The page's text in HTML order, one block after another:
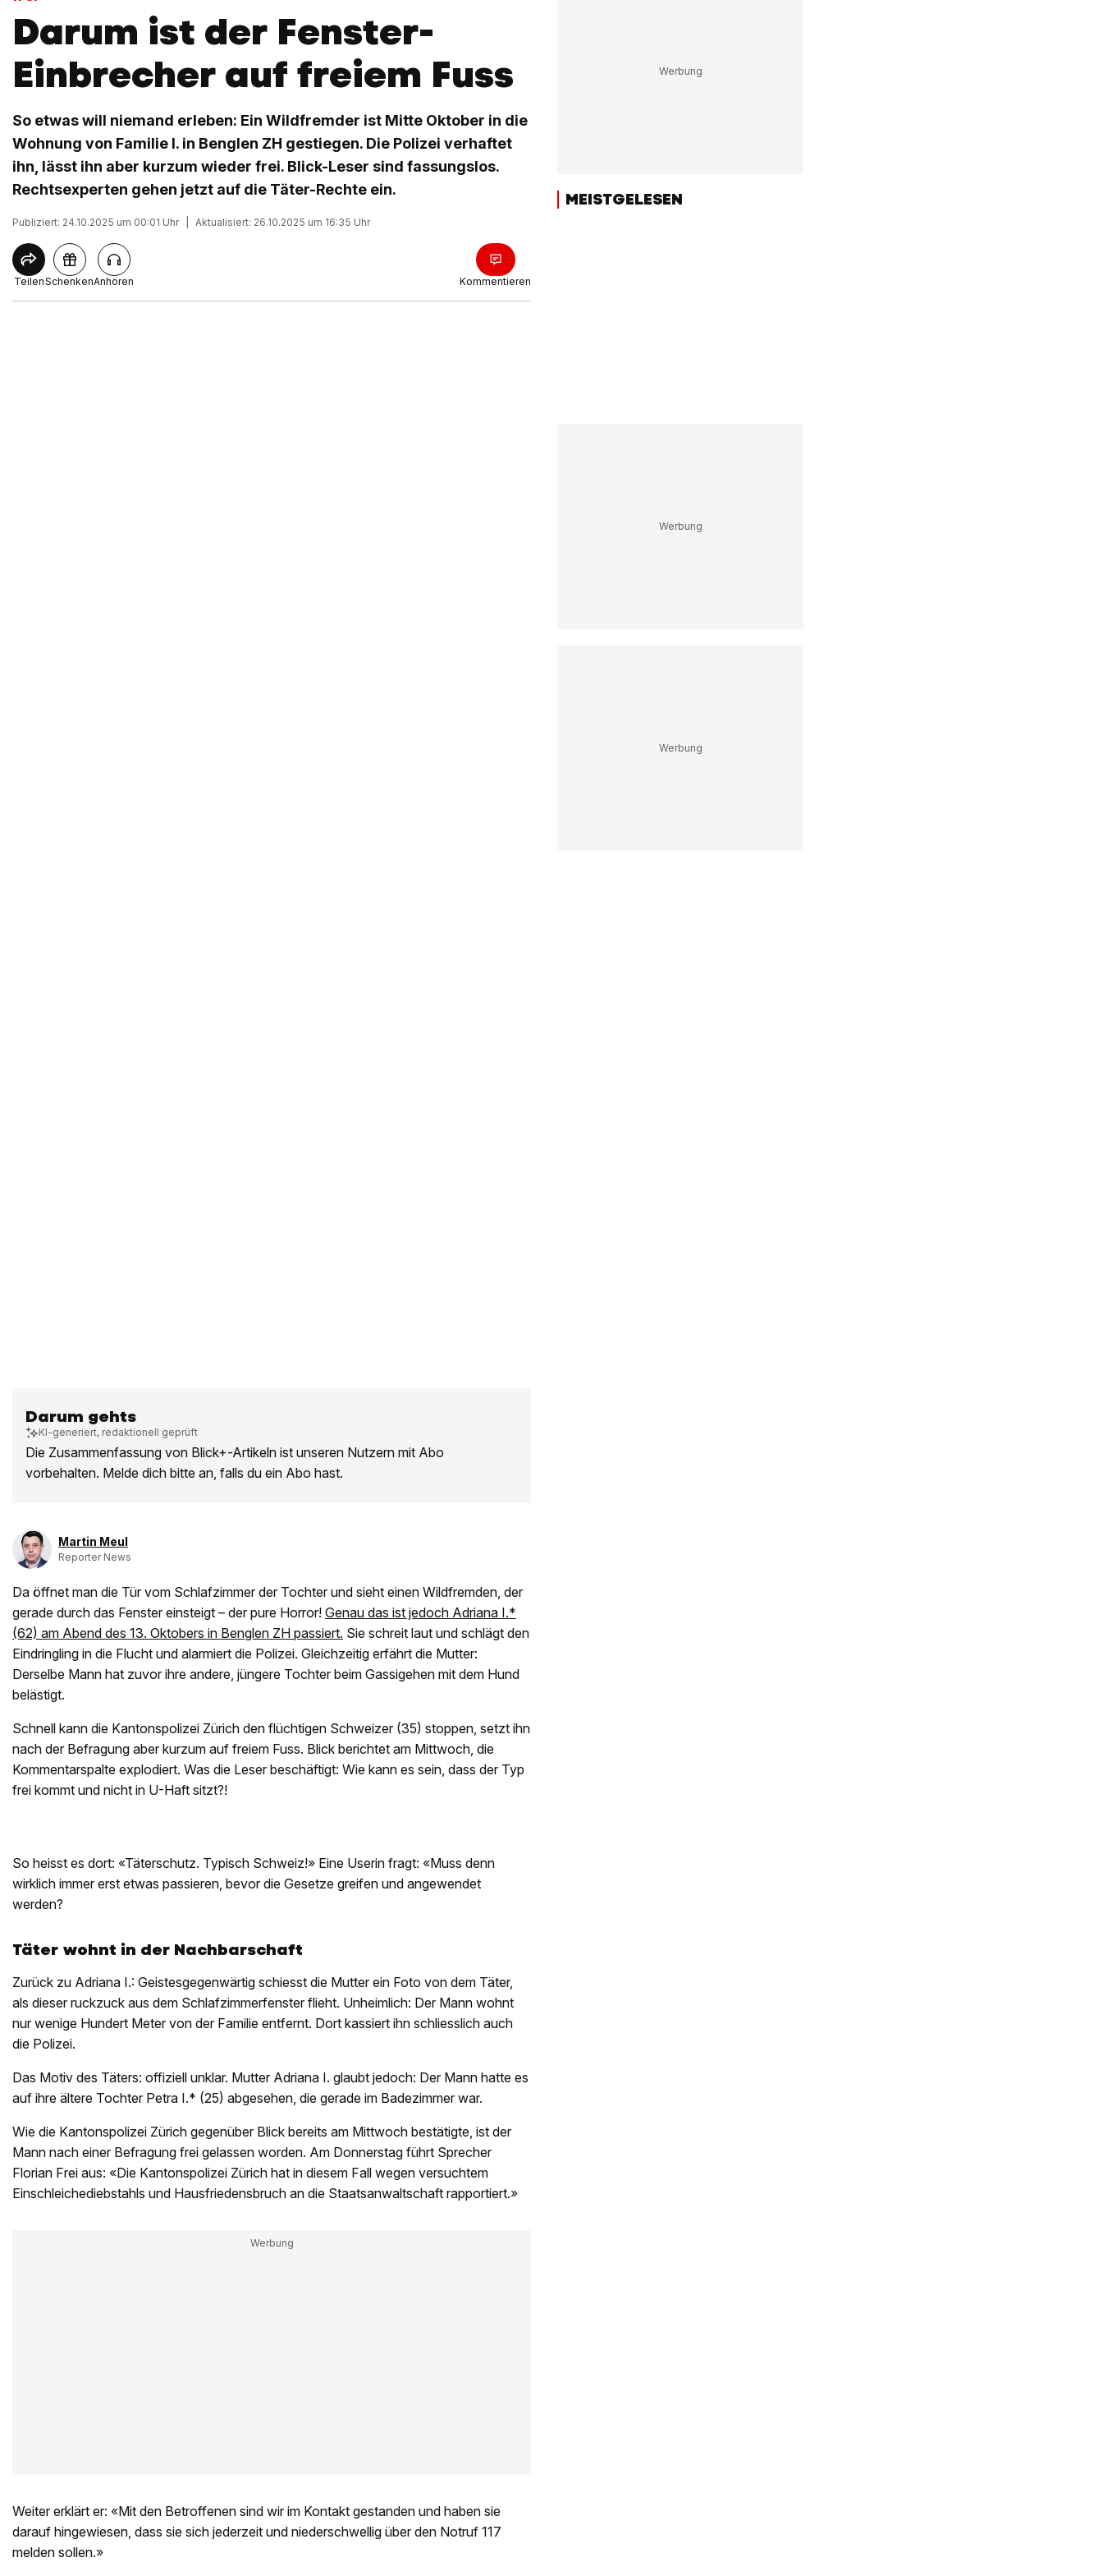
Darum ist der Fenster-
Einbrecher auf freiem Fuss
So etwas will niemand erleben: Ein Wildfremder ist Mitte Oktober in die
Wohnung von Familie I. in Benglen ZH gestiegen. Die Polizei verhaftet
ihn, lässt ihn aber kurzum wieder frei. Blick-Leser sind fassungslos.
Rechtsexperten gehen jetzt auf die Täter-Rechte ein.
Publiziert: 24.10.2025 um 00:01 Uhr Aktualisiert: 26.10.2025 um 16:35 Uhr
TeilenSchenkenAnhören Kommentieren
Darum gehts
KI-generiert, redaktionell geprüft
Die Zusammenfassung von Blick+-Artikeln ist unseren Nutzern mit Abo
vorbehalten. Melde dich bitte an, falls du ein Abo hast.
Martin Meul
Reporter News
Da öffnet man die Tür vom Schlafzimmer der Tochter und sieht einen Wildfremden, der
gerade durch das Fenster einsteigt – der pure Horror! Genau das ist jedoch Adriana I.*
(62) am Abend des 13. Oktobers in Benglen ZH passiert. Sie schreit laut und schlägt den
Eindringling in die Flucht und alarmiert die Polizei. Gleichzeitig erfährt die Mutter:
Derselbe Mann hat zuvor ihre andere, jüngere Tochter beim Gassigehen mit dem Hund
belästigt.
Schnell kann die Kantonspolizei Zürich den flüchtigen Schweizer (35) stoppen, setzt ihn
nach der Befragung aber kurzum auf freiem Fuss. Blick berichtet am Mittwoch, die
Kommentarspalte explodiert. Was die Leser beschäftigt: Wie kann es sein, dass der Typ
frei kommt und nicht in U-Haft sitzt?!
So heisst es dort: «Täterschutz. Typisch Schweiz!» Eine Userin fragt: «Muss denn
wirklich immer erst etwas passieren, bevor die Gesetze greifen und angewendet
werden?
Täter wohnt in der Nachbarschaft
Zurück zu Adriana I.: Geistesgegenwärtig schiesst die Mutter ein Foto von dem Täter,
als dieser ruckzuck aus dem Schlafzimmerfenster flieht. Unheimlich: Der Mann wohnt
nur wenige Hundert Meter von der Familie entfernt. Dort kassiert ihn schliesslich auch
die Polizei.
Das Motiv des Täters: offiziell unklar. Mutter Adriana I. glaubt jedoch: Der Mann hatte es
auf ihre ältere Tochter Petra I.* (25) abgesehen, die gerade im Badezimmer war.
Wie die Kantonspolizei Zürich gegenüber Blick bereits am Mittwoch bestätigte, ist der
Mann nach einer Befragung frei gelassen worden. Am Donnerstag führt Sprecher
Florian Frei aus: «Die Kantonspolizei Zürich hat in diesem Fall wegen versuchtem
Einschleichediebstahls und Hausfriedensbruch an die Staatsanwaltschaft rapportiert.»
Weiter erklärt er: «Mit den Betroffenen sind wir im Kontakt gestanden und haben sie
darauf hingewiesen, dass sie sich jederzeit und niederschwellig über den Notruf 117
melden sollen.»
MEISTGELESEN